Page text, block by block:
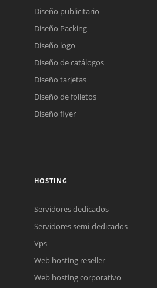
Diseño publicitario
Diseño Packing
Diseño logo
Diseño de catálogos
Diseño tarjetas
Diseño de folletos
Diseño flyer
HOSTING
Servidores dedicados
Servidores semi-dedicados
Vps
Web hosting reseller
Web hosting corporativo